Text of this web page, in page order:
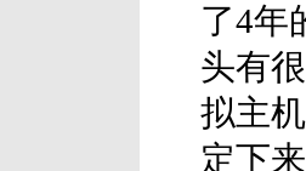
了4年
头有
拟主
定下来